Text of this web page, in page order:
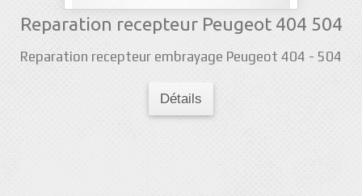
Reparation recepteur Peugeot 404 504
Reparation recepteur embrayage Peugeot 404 - 504
Détails